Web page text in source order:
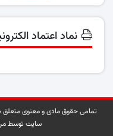
نماد اعتماد
تمامی حقوق مادی و معنوی متعلق
سایت توسط